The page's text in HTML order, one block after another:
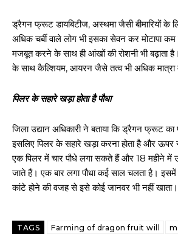
ड्रैगन फ्रूट डायबिटीज, अस्थमा जैसी बीमारियों के
अधिक चर्बी वाले लोग भी इसका सेवन कर मोटापा
मजबूत करने के साथ ही आंखों की रोशनी भी बढ़ाता
के साथ कैल्शियम, आयरन जैसे तत्व भी अधिक मात्रा
पिलर के सहारे खड़ा होता है पौधा
जिला उद्यान अधिकारी ने बताया कि ड्रैगन फ्रूट का
इसलिए पिलर के सहारे खड़ा करना होता है और ऊपर से
एक पिलर में चार पौधे लगा सकते हैं और 18
जाते हैं। एक बार लगा पौधा कई साल चलता है। इसमें
कांटे होने की वजह से इसे कोई जानवर भी नहीं खाता।
TAGS Farming of dragon fruit will